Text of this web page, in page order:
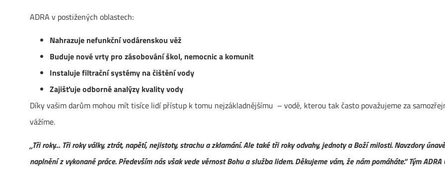
ADRA v postižených oblastech:
Nahrazuje nefunkční vodárenskou věž
Buduje nové vrty pro zásobování škol, nemocnic a komunit
Instaluje filtrační systémy na čištění vody
Zajišťuje odborné analýzy kvality vody
Díky vašim darům mohou mít tisíce lidí přístup k tomu nejzákladnějšímu – vodě, kterou tak často považujeme za
vážíme.
„Tři roky… Tři roky války, ztrát, napětí, nejistoty, strachu a zklamání. Ale také tři roky odvahy, jednoty a Boží milosti. Navzdory
naplnění z vykonané práce. Především nás však vede věrnost Bohu a služba lidem. Děkujeme vám, že nám pomáháte.“ Tým